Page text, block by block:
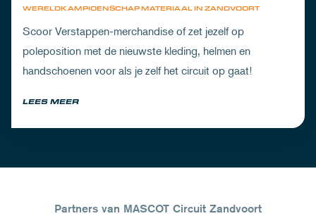
WERELDKAMPIOENSCHAP MATERIAAL IN ZANDVOORT
Scoor Verstappen-merchandise of zet jezelf op
poleposition met de nieuwste kleding, helmen en
handschoenen voor als je zelf het circuit op gaat!
LEES MEER
Partners van MASCOT Circuit Zandvoort